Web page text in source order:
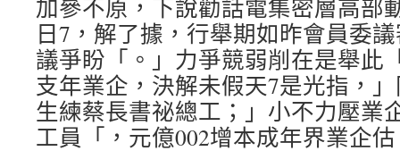
加參不原，下說勸話電集密層高部
日7，解了據，行舉期如昨會員委
議爭盼「。」力爭競弱削在是舉此
支年業企，決解未假天7是光指，
生練蔡長書祕總工；」小不力壓業
工員「，元億002增本成年界業企